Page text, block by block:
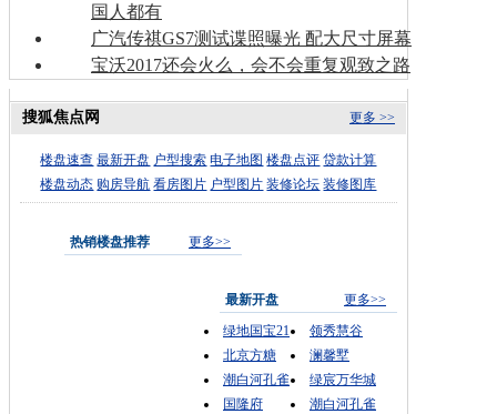
国人都有
广汽传祺GS7测试谍照曝光 配大尺寸屏幕
宝沃2017还会火么，会不会重复观致之路
更多 >>
搜狐焦点网
楼盘速查 最新开盘 户型搜索 电子地图 楼盘点评 贷款计算
楼盘动态 购房导航 看房图片 户型图片 装修论坛 装修图库
热销楼盘推荐 更多>>
最新开盘
更多>>
绿地国宝21
领秀慧谷
北京方糖
澜馨墅
潮白河孔雀
绿宸万华城
国隆府
潮白河孔雀